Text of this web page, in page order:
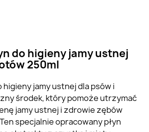
do higieny jamy ustnej
250ml
higieny jamy ustnej dla psów i
środek, który pomoże utrzymać
jamy ustnej i zdrowie zębów
specjalnie opracowany płyn